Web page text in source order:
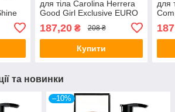
для тіла Carolina Herrera
Good Girl Exclusive EURO
187,20₴ 208 ₴
Купити
для
та новинки
–10%